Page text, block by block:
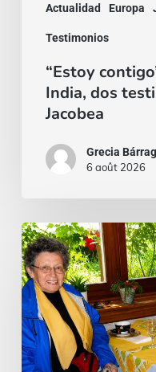
Actualidad Europa
Testimonios
Ruta
Jacobea
“Estoy
India, dos
Jacobea
Grecia
6 août 2026
Cardinal
Camillo
Ruini
un
«
pasteur